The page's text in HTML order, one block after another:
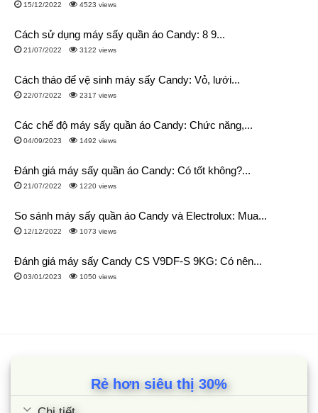
15/12/2022 4523 views
Cách sử dụng máy sấy quần áo Candy: 8 9...
21/07/2022 3122 views
Cách tháo để vệ sinh máy sấy Candy: Vỏ, lưới...
22/07/2022 2317 views
Các chế độ máy sấy quần áo Candy: Chức năng,...
04/09/2023 1492 views
Đánh giá máy sấy quần áo Candy: Có tốt không?...
21/07/2022 1220 views
So sánh máy sấy quần áo Candy và Electrolux: Mua...
12/12/2022 1073 views
Đánh giá máy sấy Candy CS V9DF-S 9KG: Có nên...
03/01/2023 1050 views
Rẻ hơn siêu thị 30%